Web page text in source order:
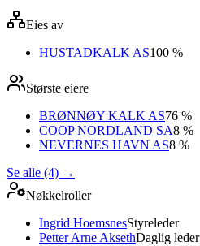
Eies av
HUSTADKALK AS100 %
Største eiere
BRØNNØY KALK AS76 %
COOP NORDLAND SA8 %
NEVERNES HAVN AS8 %
Se alle (4) →
Nøkkelroller
Ingrid HoemsnesStyreleder
Petter Arne AksethDaglig leder